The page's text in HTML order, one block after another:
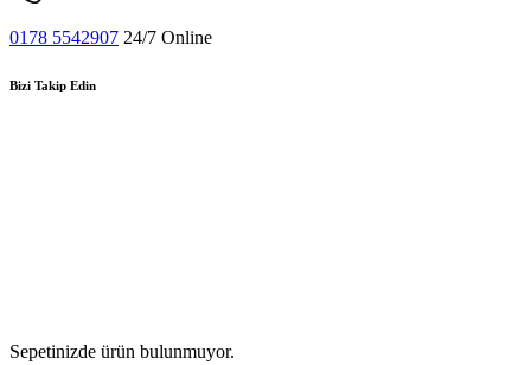
0178 5542907 24/7 Online
Bizi Takip Edin
Sepetinizde ürün bulunmuyor.